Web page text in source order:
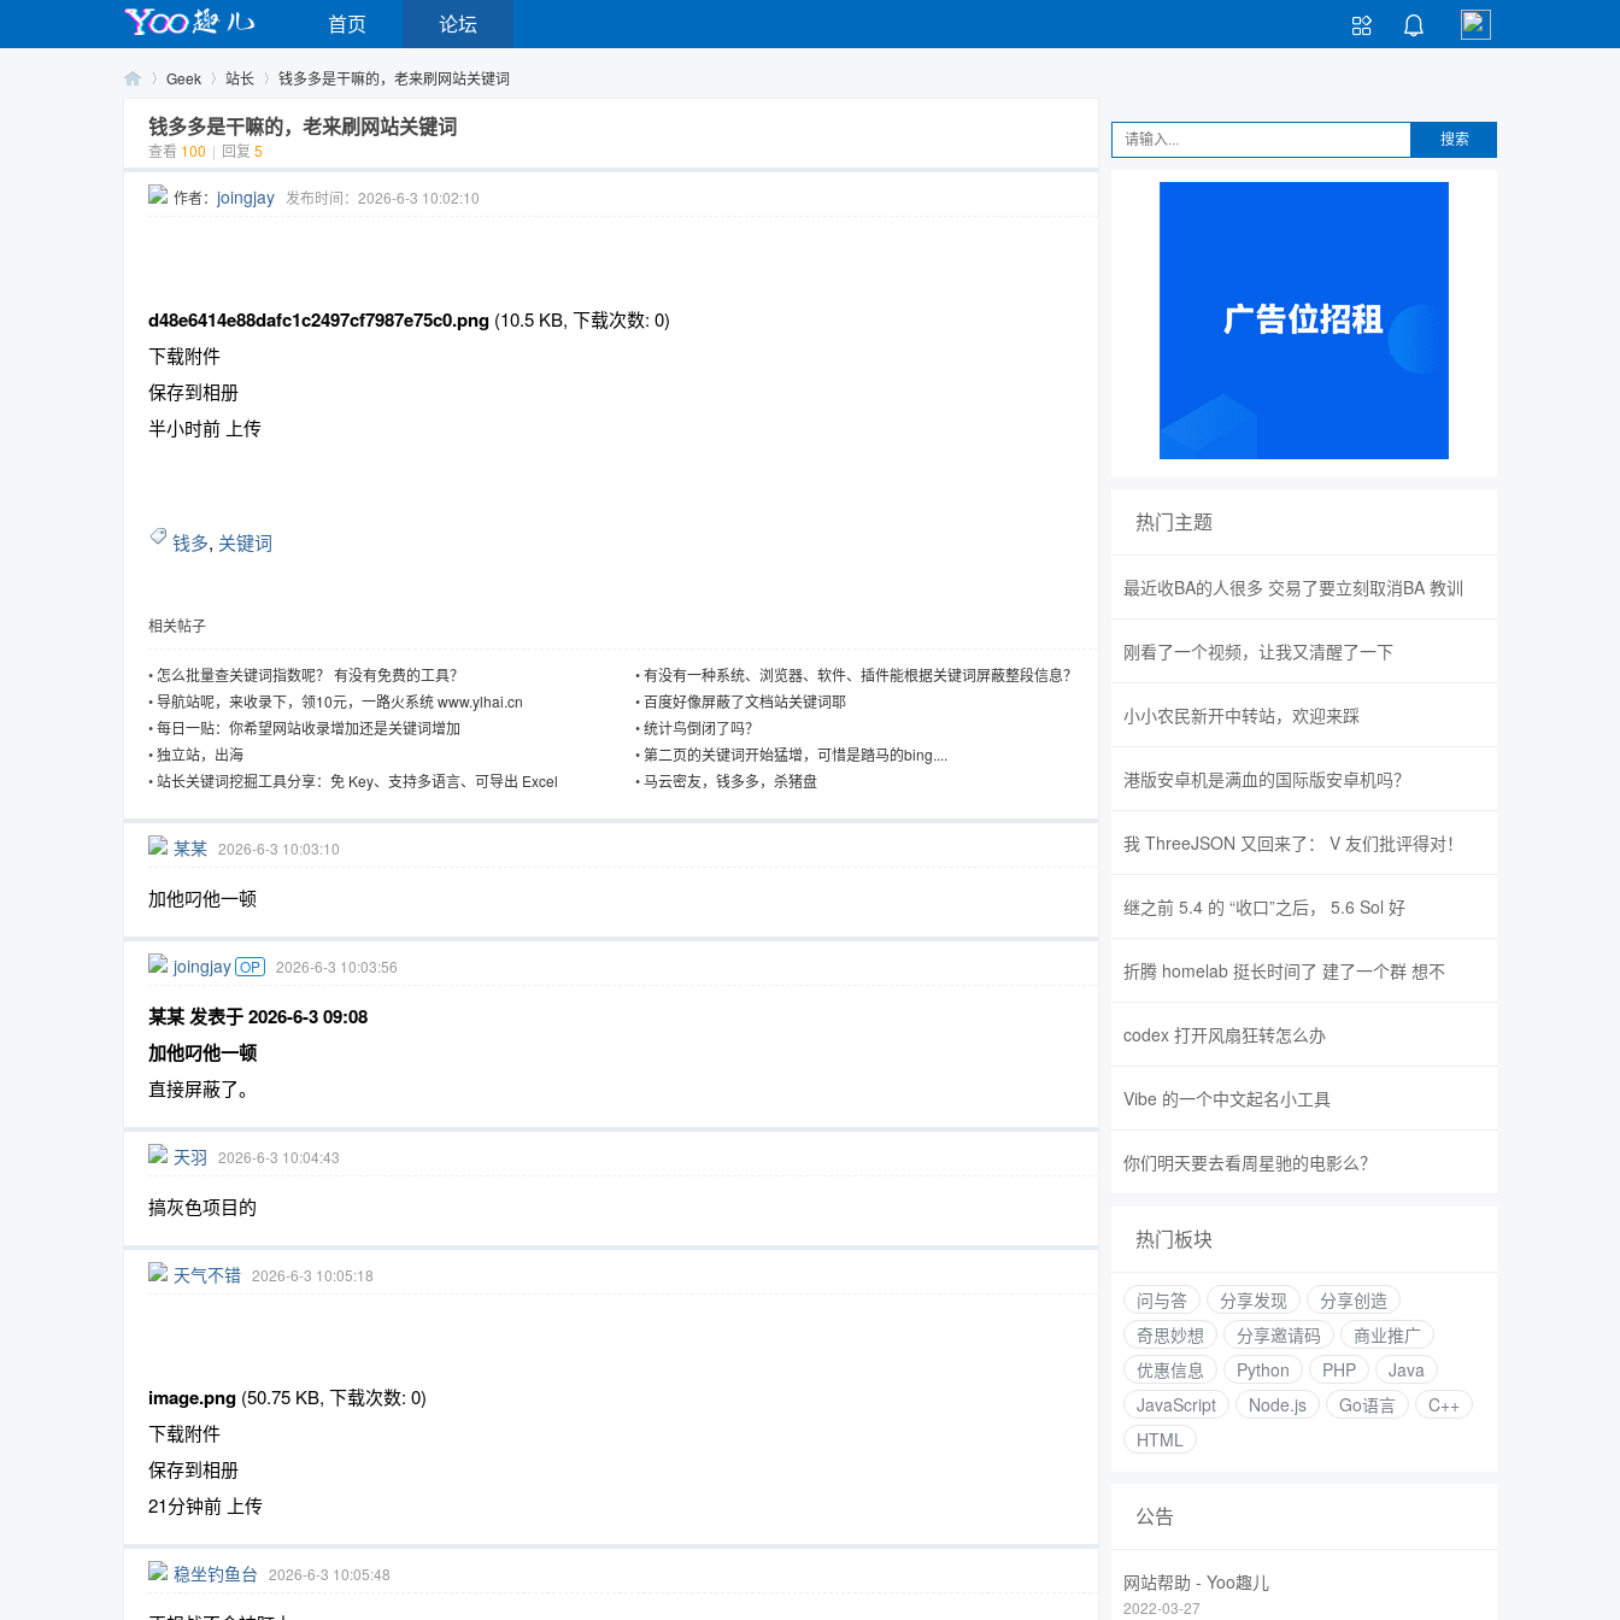


首页 论坛
Geek 站长 钱多多是干嘛的，老来刷网站关键词
钱多多是干嘛的，老来刷网站关键词
查看 100 | 回复 5
作者： joingjay 发布时间：2026-6-3 10:02:10
d48e6414e88dafc1c2497cf7987e75c0.png (10.5 KB, 下载次数: 0)
下载附件
保存到相册
半小时前 上传
钱多, 关键词
相关帖子
• 怎么批量查关键词指数呢？ 有没有免费的工具？ •有没有一种系统、浏览器、软件、插件能根据关键词屏蔽整段信息？
•导航站呢，来收录下，领10元，一路火系统 www.ylhai.cn •百度好像屏蔽了文档站关键词耶
•每日一贴：你希望网站收录增加还是关键词增加 •统计鸟倒闭了吗？
•独立站，出海 •第二页的关键词开始猛增，可惜是踏马的bing....
•站长关键词挖掘工具分享：免 Key、支持多语言、可导出 Excel •马云密友，钱多多，杀猪盘
某某 2026-6-3 10:03:10
加他叼他一顿
joingjay OP 2026-6-3 10:03:56
某某 发表于 2026-6-3 09:08
加他叼他一顿
直接屏蔽了。
天羽 2026-6-3 10:04:43
搞灰色项目的
天气不错 2026-6-3 10:05:18
image.png (50.75 KB, 下载次数: 0)
下载附件
保存到相册
21分钟前 上传
稳坐钓鱼台 2026-6-3 10:05:48
搜索
热门主题
最近收BA的人很多 交易了要立刻取消BA 教训
刚看了一个视频，让我又清醒了一下
小小农民新开中转站，欢迎来踩
港版安卓机是满血的国际版安卓机吗？
我 ThreeJSON 又回来了： V 友们批评得对！
继之前 5.4 的 “收口”之后， 5.6 Sol 好
折腾 homelab 挺长时间了 建了一个群 想不
codex 打开风扇狂转怎么办
Vibe 的一个中文起名小工具
你们明天要去看周星驰的电影么？
热门板块
问与答 分享发现
分享创造
奇思妙想
分享邀请码
商业推广
优惠信息
Python PHP
Java
JavaScript
Node.js Go语言
C++
HTML
公告
网站帮助 - Yoo趣儿
2022-03-27